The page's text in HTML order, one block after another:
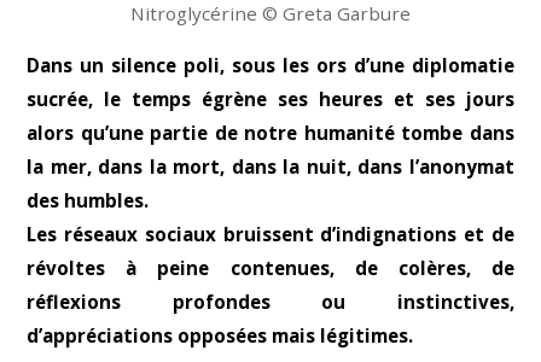
Nitroglycérine © Greta Garbure
Dans un silence poli, sous les ors d’une diplomatie
sucrée, le temps égrène ses heures et ses jours
alors qu’une partie de notre humanité tombe dans
la mer, dans la mort, dans la nuit, dans l’anonymat
des humbles.
Les réseaux sociaux bruissent d’indignations et de
révoltes à peine contenues, de colères, de
réflexions profondes ou instinctives,
d’appréciations opposées mais légitimes.